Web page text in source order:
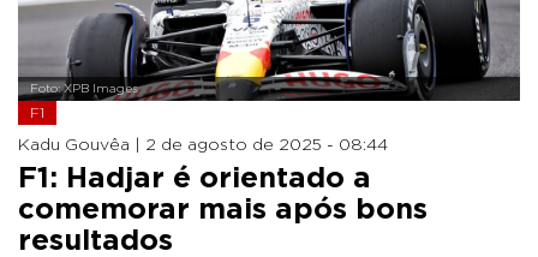
Foto: XPB Images
F1
Kadu Gouvêa | 2 de agosto de 2025 - 08:44
F1: Hadjar é orientado a
comemorar mais após bons
resultados